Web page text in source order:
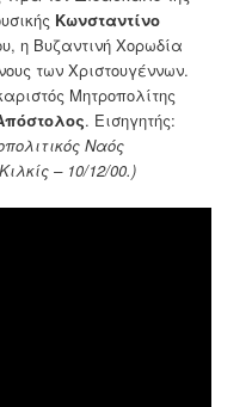
Κωνσταντίνο
η Βυζαντινή Χορωδία
των Χριστουγέννων.
Μητροπολίτης
. Εισηγητής:
Ναός
– 10/12/00.)